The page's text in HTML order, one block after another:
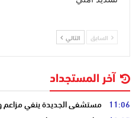
السابق التالي
آخر المستجداد
11:06 مستشفى الجديدة ينفي مزاعم